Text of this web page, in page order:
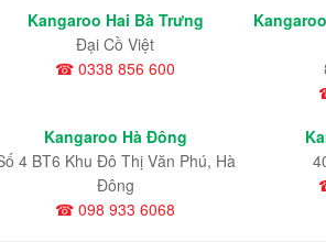
Kangaroo Hai Bà Trưng
Đại Cồ Việt
☎ 0338 856 600
Kangaroo Hà Đông
4 BT6 Khu Đô Thị Văn Phú, Hà
Đông
☎ 098 933 6068